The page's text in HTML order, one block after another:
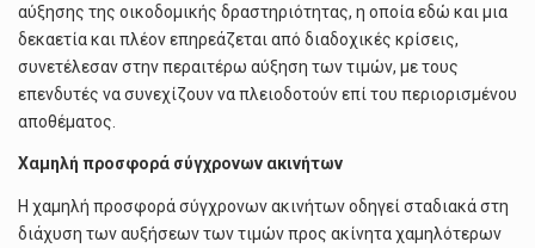
αύξησης της οικοδομικής δραστηριότητας, η οποία εδώ και μια
δεκαετία και πλέον επηρεάζεται από διαδοχικές κρίσεις,
συνετέλεσαν στην περαιτέρω αύξηση των τιμών, με τους
επενδυτές να συνεχίζουν να πλειοδοτούν επί του περιορισμένου
αποθέματος.
Χαμηλή προσφορά σύγχρονων ακινήτων
Η χαμηλή προσφορά σύγχρονων ακινήτων οδηγεί σταδιακά στη
διάχυση των αυξήσεων των τιμών προς ακίνητα χαμηλότερων